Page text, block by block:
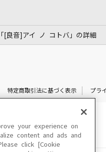
「[良音]アイ ノ コトバ」の詳細
特定商取引法に基づく表示
プラ
your experience on
content and ads and
click [Cookie